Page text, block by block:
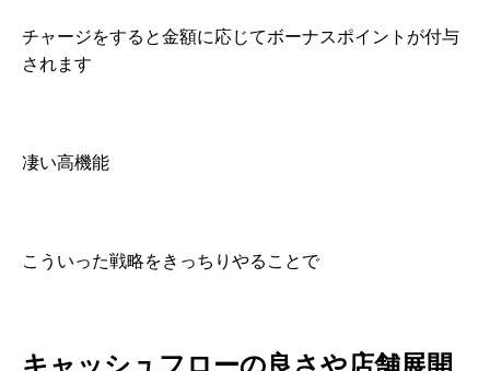
チャージをすると金額に応じてボーナスポイントが付与
されます
凄い高機能
こういった戦略をきっちりやることで